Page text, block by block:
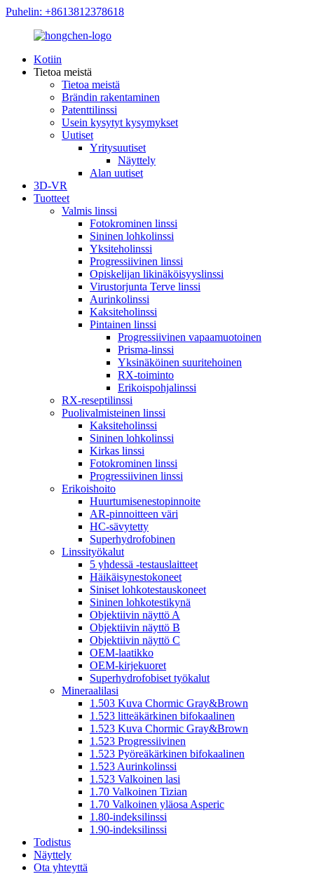
Puhelin: +8613812378618
Kotiin
Tietoa meistä
Tietoa meistä
Brändin rakentaminen
Patenttilinssi
Usein kysytyt kysymykset
Uutiset
Yritysuutiset
Näyttely
Alan uutiset
3D-VR
Tuotteet
Valmis linssi
Fotokrominen linssi
Sininen lohkolinssi
Yksiteholinssi
Progressiivinen linssi
Opiskelijan likinäköisyyslinssi
Virustorjunta Terve linssi
Aurinkolinssi
Kaksiteholinssi
Pintainen linssi
Progressiivinen vapaamuotoinen
Prisma-linssi
Yksinäköinen suuritehoinen
RX-toiminto
Erikoispohjalinssi
RX-reseptilinssi
Puolivalmisteinen linssi
Kaksiteholinssi
Sininen lohkolinssi
Kirkas linssi
Fotokrominen linssi
Progressiivinen linssi
Erikoishoito
Huurtumisenestopinnoite
AR-pinnoitteen väri
HC-sävytetty
Superhydrofobinen
Linssityökalut
5 yhdessä -testauslaitteet
Häikäisynestokoneet
Siniset lohkotestauskoneet
Sininen lohkotestikynä
Objektiivin näyttö A
Objektiivin näyttö B
Objektiivin näyttö C
OEM-laatikko
OEM-kirjekuoret
Superhydrofobiset työkalut
Mineraalilasi
1.503 Kuva Chormic Gray&Brown
1.523 litteäkärkinen bifokaalinen
1.523 Kuva Chormic Gray&Brown
1.523 Progressiivinen
1.523 Pyöreäkärkinen bifokaalinen
1.523 Aurinkolinssi
1.523 Valkoinen lasi
1.70 Valkoinen Tizian
1.70 Valkoinen yläosa Asperic
1.80-indeksilinssi
1.90-indeksilinssi
Todistus
Näyttely
Ota yhteyttä